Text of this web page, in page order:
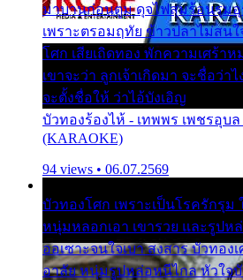
มาบานก่อนตูม ดุจไฟสุมร้อนรุมอุ
เพราะตรอมฤทัย ข้าวปลาไม่สนใ
โศก เสียเถิดทอง พักความเศร้าห
เขาจะว่า ลูกเจ้าเกิดมา จะชื่อว่า
จะตั้งชื่อให้ ว่าไอ้บังเอิญ
บัวทองร้องไห้ - เทพพร เพชรอุบ
(KARAOKE)
94 views • 06.07.2569
บัวทองโศก เพราะเป็นโรครักรุ
หนุ่มหลอกเอา เขารวย และรูปห
ออเซาะจนใจเบา สงสาร บัวทอง
อาลัย หนุ่มรูปหล่อหนีไกล หัวใจ